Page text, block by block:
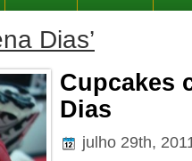
Dias’
Cupcakes
Dias
julho 29th,